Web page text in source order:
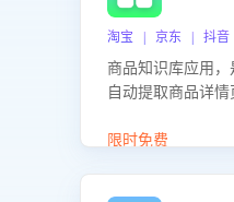
淘宝 | 京东 | 抖音
商品知识库应用
自动提取商品详
商品知识。
限时免费